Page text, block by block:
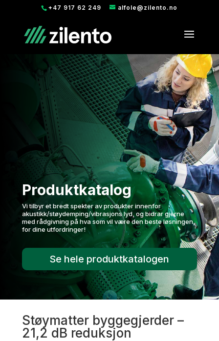
+47 917 62 249 alfole@zilento.no
Produktkatalog
Vi tilbyr et bredt spekter av produkter innenfor
akustikk/støydemping/vibrasjons lyd, og bidrar gjerne
med rådgivning på hva som vil være den beste løsningen,
for dine utfordringer!
Se hele produktkatalogen
Støymatter byggegjerder –
21,2 dB reduksjon